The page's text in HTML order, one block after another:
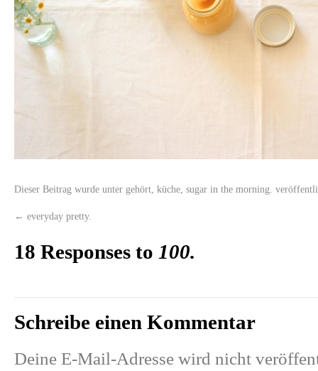
Dieser Beitrag wurde unter gehört küche sugar in the morning.
← everyday pretty.
18 Responses to 100.
Schreibe einen Kommentar
Deine E-Mail-Adresse wird nicht